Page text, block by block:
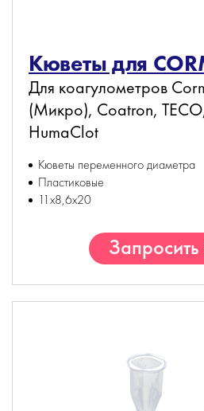
Кюветы для
Для коагулометров
(Микро), Coatron,
HumaClot
Кюветы переменного диаметра
Пластиковые
11х8,6х20